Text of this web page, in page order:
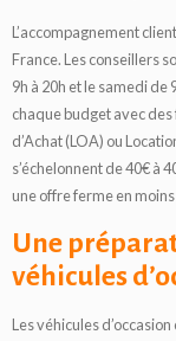
L’accompagnement
France. Les conseillers
9h à 20h et le samedi de
chaque budget avec
d’Achat (LOA) ou
s’échelonnent de 40€ à
une offre ferme en
Une
véhicules
Les véhicules